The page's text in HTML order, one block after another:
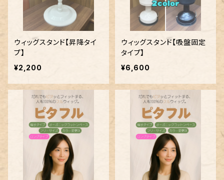
ウィッグスタンド【昇降タイ
プ】
¥2,200
ウィッグスタンド【吸盤固定
タイプ】
¥6,600